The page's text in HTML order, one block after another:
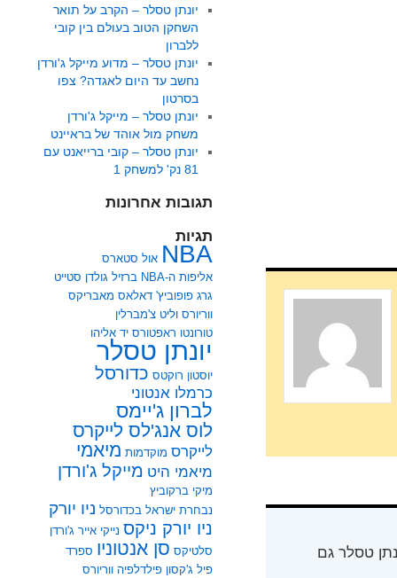
בן 25 מהמרכז. יונתן טסלר גם
יונתן טסלר – הקרב על תואר
השחקן הטוב בעולם בין קובי
ללברון
יונתן טסלר – מדוע מייקל ג'ורדן
נחשב עד היום לאגדה? צפו
בסרטון
יונתן טסלר – מייקל ג'ורדן
משחק מול אוהד של בראיינט
יונתן טסלר – קובי ברייאנט עם
81 נק' למשחק 1
תגובות אחרונות
תגיות
NBA אול סטארס
אליפות ה-NBA
ברזיל גולדן סטייט
גרג פופוביץ' דאלאס מאבריקס
ווריורס וליט צ'מברלין
טורונטו ראפטורס יד אליהו
יונתן טסלר
יוסטון רוקטס כדורסל
כרמלו אנטוני
לברון ג'יימס
לוס אנג'לס לייקרס
לייקרס מוקדמות מיאמי
מיאמי היט מייקל ג'ורדן
מיקי ברקוביץ
נבחרת ישראל בכדורסל ניו יורק
ניו יורק ניקס נייקי אייר ג'ורדן
סלטיקס סן אנטוניו ספרד
פיל ג'קסון פילדלפיה ווריורס